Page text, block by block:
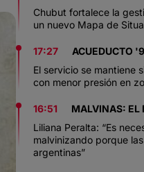
Chubut fortalece la
un nuevo Mapa de
17:27
ACUEDUCTO
El servicio se mantiene
con menor presión en
16:51
MALVINAS: EL
Liliana Peralta: “Es
malvinizando porque
argentinas”